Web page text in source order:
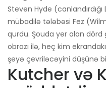
Steven Hyde
mübadilə tələbəsi Fez
qurdu. Şouda yer alan dörd
obrazı ilə, heç kim
şeyə çevriləcəyini düşünə
Kutcher və